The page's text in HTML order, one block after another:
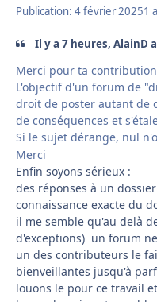
Publication: 4 février 20251
Il y a 7 heures, AlainD
Merci pour ta
L'objectif d'un forum de
droit de poster autant de
de conséquences et
Si le sujet dérange, nul
Merci
Enfin soyons sérieux :
des réponses à un
connaissance exacte du
il me semble qu'au delà
d'exceptions) un forum
un des contributeurs le
bienveillantes jusqu'à
louons le pour ce travail